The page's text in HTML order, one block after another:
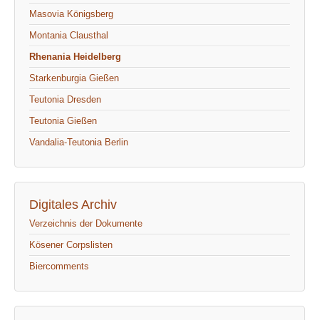
Masovia Königsberg
Montania Clausthal
Rhenania Heidelberg
Starkenburgia Gießen
Teutonia Dresden
Teutonia Gießen
Vandalia-Teutonia Berlin
Digitales Archiv
Verzeichnis der Dokumente
Kösener Corpslisten
Biercomments